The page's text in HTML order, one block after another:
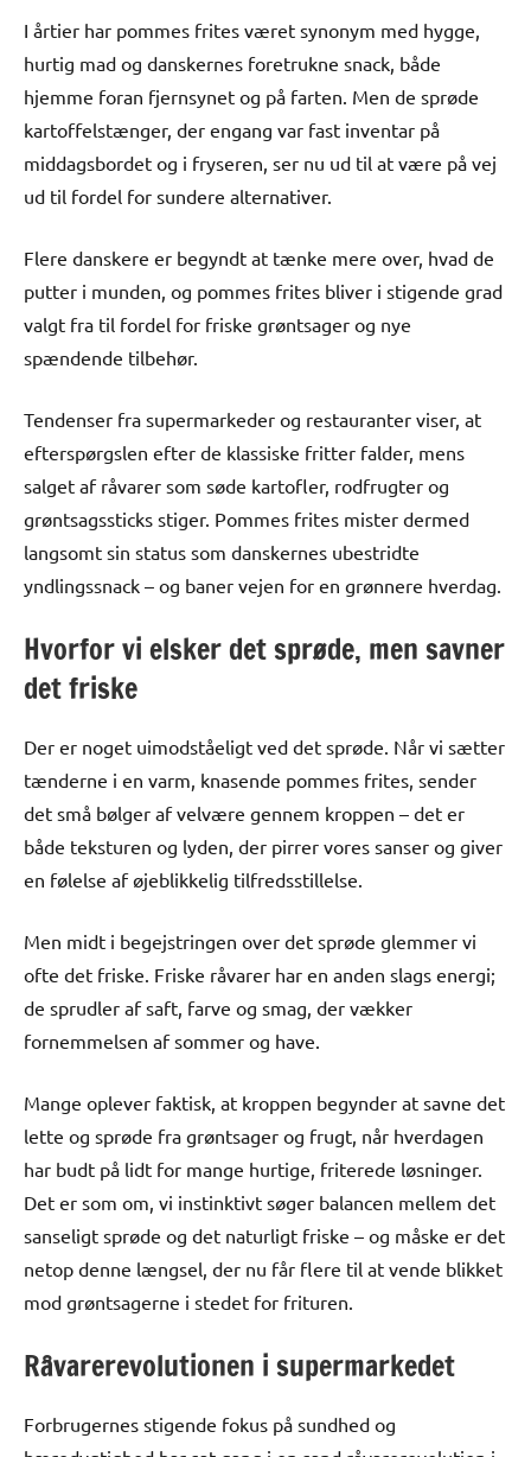
I årtier har pommes frites været synonym med hygge,
hurtig mad og danskernes foretrukne snack, både
hjemme foran fjernsynet og på farten. Men de sprøde
kartoffelstænger, der engang var fast inventar på
middagsbordet og i fryseren, ser nu ud til at være på vej
ud til fordel for sundere alternativer.
Flere danskere er begyndt at tænke mere over, hvad de
putter i munden, og pommes frites bliver i stigende grad
valgt fra til fordel for friske grøntsager og nye
spændende tilbehør.
Tendenser fra supermarkeder og restauranter viser, at
efterspørgslen efter de klassiske fritter falder, mens
salget af råvarer som søde kartofler, rodfrugter og
grøntsagssticks stiger. Pommes frites mister dermed
langsomt sin status som danskernes ubestridte
yndlingssnack – og baner vejen for en grønnere hverdag.
Hvorfor vi elsker det sprøde, men savner
det friske
Der er noget uimodståeligt ved det sprøde. Når vi sætter
tænderne i en varm, knasende pommes frites, sender
det små bølger af velvære gennem kroppen – det er
både teksturen og lyden, der pirrer vores sanser og giver
en følelse af øjeblikkelig tilfredsstillelse.
Men midt i begejstringen over det sprøde glemmer vi
ofte det friske. Friske råvarer har en anden slags energi;
de sprudler af saft, farve og smag, der vækker
fornemmelsen af sommer og have.
Mange oplever faktisk, at kroppen begynder at savne det
lette og sprøde fra grøntsager og frugt, når hverdagen
har budt på lidt for mange hurtige, friterede løsninger.
Det er som om, vi instinktivt søger balancen mellem det
sanseligt sprøde og det naturligt friske – og måske er det
netop denne længsel, der nu får flere til at vende blikket
mod grøntsagerne i stedet for frituren.
Råvarerevolutionen i supermarkedet
Forbrugernes stigende fokus på sundhed og